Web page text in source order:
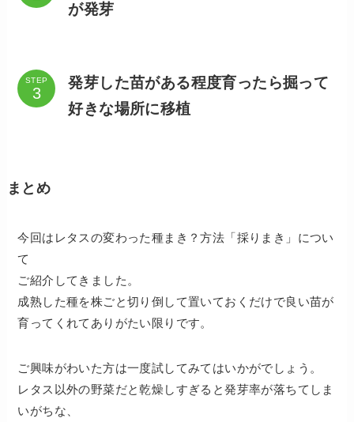
が発芽
STEP
発芽した苗がある程度育ったら掘って
好きな場所に移植
まとめ
今回はレタスの変わった種まき？方法「採りまき」につい
て
ご紹介してきました。
成熟した種を株ごと切り倒して置いておくだけで良い苗が
育ってくれてありがたい限りです。
ご興味がわいた方は一度試してみてはいかがでしょう。
レタス以外の野菜だと乾燥しすぎると発芽率が落ちてしま
いがちな、